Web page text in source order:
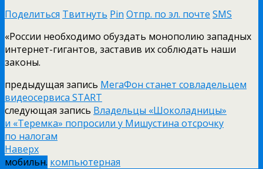
Поделиться Твитнуть Pin Отпр. по эл. почте SMS
«России необходимо обуздать монополию западных
интернет-гигантов, заставив их соблюдать наши
законы.
предыдущая запись МегаФон станет совладельцем
видеосервиса START
следующая запись Владельцы «Шоколадницы»
и «Теремка» попросили у Мишустина отсрочку
по налогам
Наверх
мобильн. компьютерная